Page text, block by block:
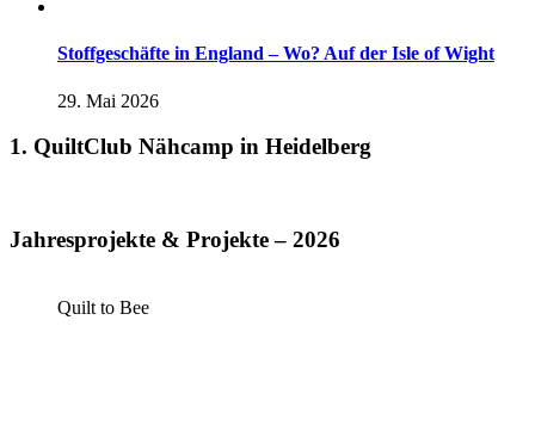
Stoffgeschäfte in England – Wo? Auf der Isle of Wight
29. Mai 2026
1. QuiltClub Nähcamp in Heidelberg
Jahresprojekte & Projekte – 2026
Quilt to Bee